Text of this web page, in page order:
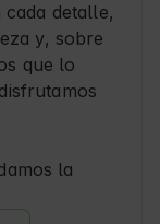
detalle,
y, sobre
que lo
la